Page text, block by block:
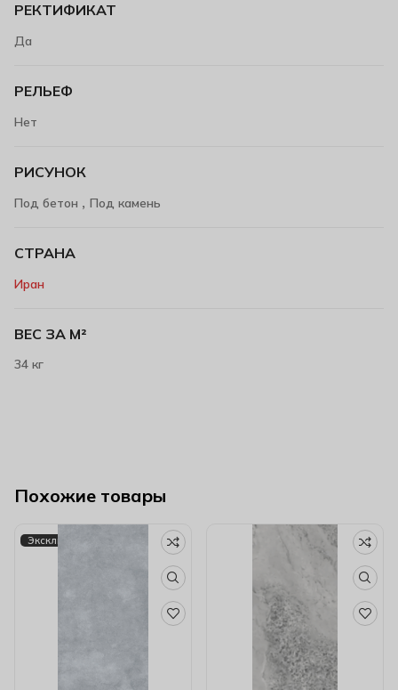
РЕКТИФИКАТ
Да
РЕЛЬЕФ
Нет
РИСУНОК
Под бетон , Под камень
СТРАНА
Иран
ВЕС ЗА М²
34 кг
Похожие товары
Эксклюзив